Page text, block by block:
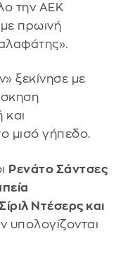
την ΑΕΚ
πρωινή
ξεκίνησε με
και
μισό γήπεδο.
Ρενάτο Σάντσες
Ντέσερς και
υπολογίζονται